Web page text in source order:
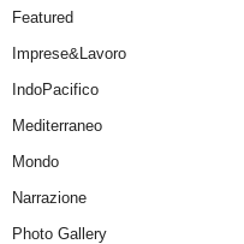
Featured
Imprese&Lavoro
IndoPacifico
Mediterraneo
Mondo
Narrazione
Photo Gallery